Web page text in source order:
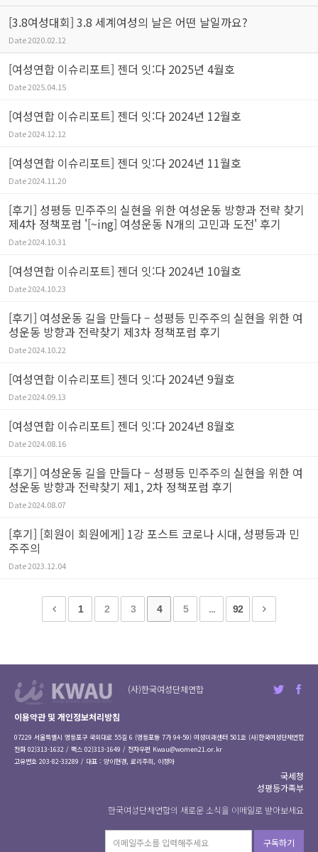
[3.8여성대회] 3.8 세계여성의 날은 어떤 날일까요?
Date2020.02.12
[여성연합 이슈리포트] 젠더 잇:다 2025년 4월호
Date2025.04.15
[여성연합 이슈리포트] 젠더 잇:다 2024년 12월호
Date2024.12.12
[여성연합 이슈리포트] 젠더 잇:다 2024년 11월호
Date2024.11.20
[후기] 성평등 민주주의 실현을 위한 여성운동 방향과 전략 찾기
제4차 정책포럼 '[~ing] 여성운동 N개의 고민과 도전' 후기
Date2024.10.31
[여성연합 이슈리포트] 젠더 잇:다 2024년 10월호
Date2024.10.23
[후기] 여성운동 길을 만들다 – 성평등 민주주의 실현을 위한 여
성운동 방향과 전략찾기 제3차 정책포럼 후기
Date2024.10.22
[여성연합 이슈리포트] 젠더 잇:다 2024년 9월호
Date2024.09.13
[여성연합 이슈리포트] 젠더 잇:다 2024년 8월호
Date2024.08.16
[후기] 여성운동 길을 만들다 – 성평등 민주주의 실현을 위한 여
성운동 방향과 전략찾기 제1, 2차 정책포럼 후기
Date2024.08.07
[후기] [회원이 회원에게] 1강 포스트 코로나 시대, 성평등과 민
주주의
Date2023.12.04
1 2 3 4 5 ... 92
(사)한국여성단체연합
이용약관 및 개인정보처리방침
07229 서울특별시 영등포구 국회대로 55길 6 (영등포동 7가 94-59) 여성미래센터 501호 (사)한국여성단체연합
전화 02)313-1632 / 팩스 02)313-1649 / 전자우편 Kwau@women21.or.kr
고유번호 203-82-33289 / 대표 : 양이현경, 로리주희, 이정아
국세청
성평등가족부
한국여성단체연합의 새로운 소식을 이메일로 받아보세요
구독하기